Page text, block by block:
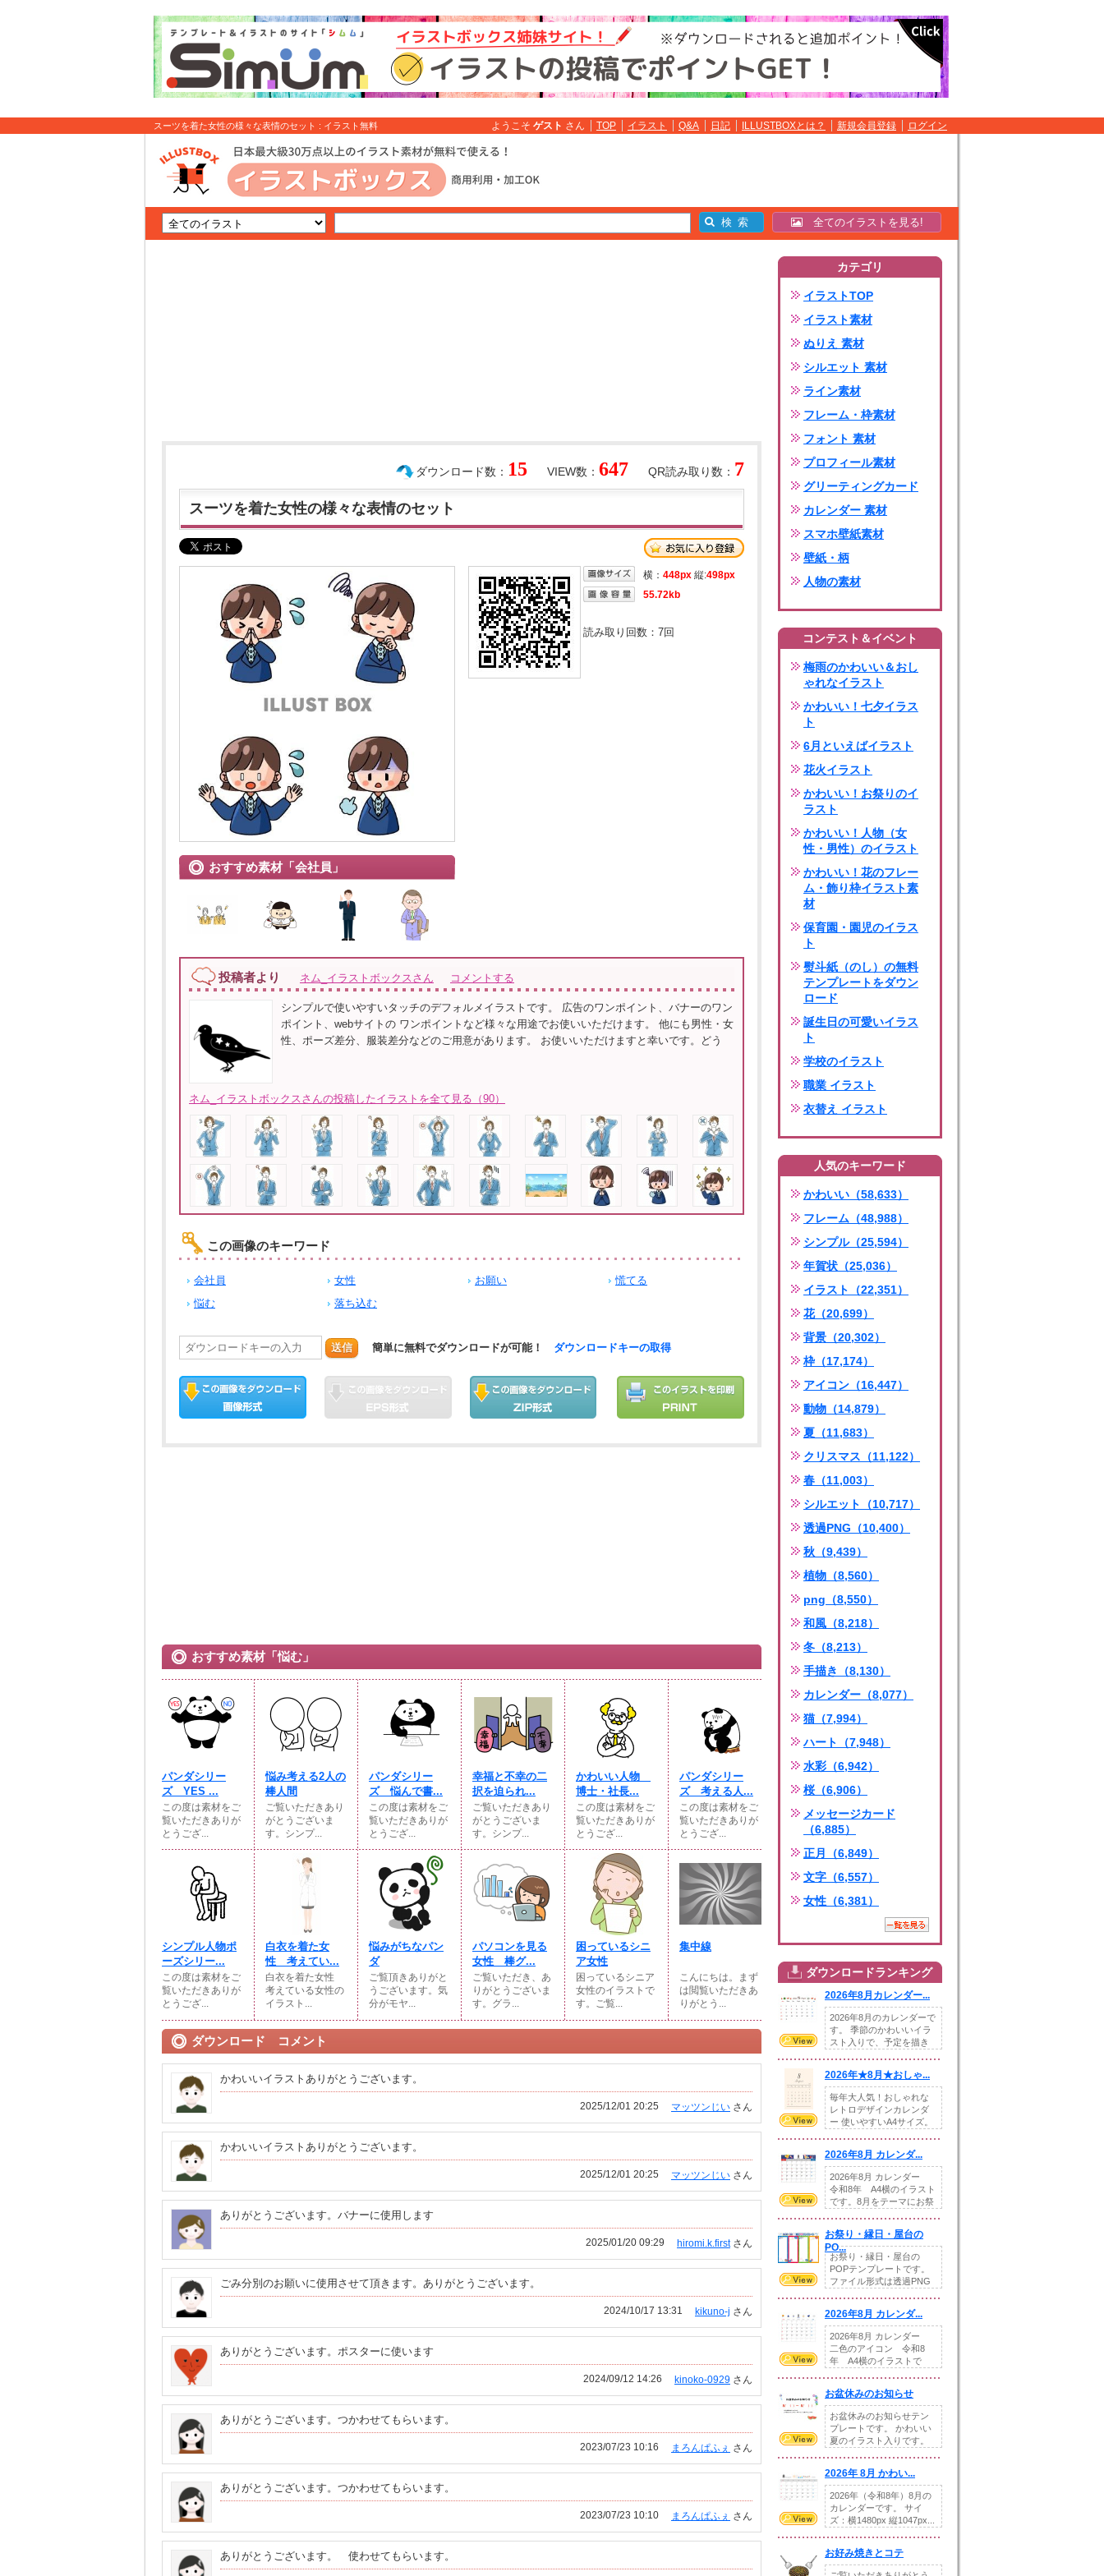
スーツを着た女性の様々な表情のセット : イラスト無料 ようこそ ゲスト さん TOP イラスト Q&A 日記 ILLUSTBOXとは？ 新規会員登録 ログイン
全てのイラストを見る!
QR読み取り数： 7
VIEW数： 647
ダウンロード数： 15
スーツを着た女性の様々な表情のセット
おすすめ素材「会社員」
横： 448px 縦:498px
55.72kb
読み取り回数： 7回
投稿者より ネム_イラストボックスさん コメントする
シンプルで使いやすいタッチのデフォルメイラストです。 広告のワンポイント、バナーのワン
ポイント、webサイトの ワンポイントなど様々な用途でお使いいただけます。 他にも男性・女
性、ポーズ差分、服装差分などのご用意があります。 お使いいただけますと幸いです。どう
ネム_イラストボックスさんの投稿したイラストを全て見る（90）
この画像のキーワード
会社員 女性 お願い
慌てる
悩む
落ち込む
送信 簡単に無料でダウンロードが可能！ ダウンロードキーの取得
おすすめ素材「悩む」
パンダシリー
ズ YES ...
この度は素材をご
覧いただきありが
とうござ...
悩み考える2人の
棒人間
ご覧いただきあり
がとうございま
す。シンプ...
パンダシリー
ズ 悩んで書...
この度は素材をご
覧いただきありが
とうござ...
幸福と不幸の二
択を迫られ...
ご覧いただきあり
がとうございま
す。シンプ...
かわいい人物
博士・社長...
この度は素材をご
覧いただきありが
とうござ...
パンダシリー
ズ 考える人...
この度は素材をご
覧いただきありが
とうござ...
シンプル人物ポ
ーズシリー...
この度は素材をご
覧いただきありが
とうござ...
白衣を着た女
性 考えてい...
白衣を着た女性
考えている女性の
イラスト...
悩みがちなパン
ダ
ご覧頂きありがと
うございます。気
分がモヤ...
パソコンを見る
女性 棒グ...
ご覧いただき、あ
りがとうございま
す。グラ...
困っているシニ
ア女性
困っているシニア
女性のイラストで
す。ご覧...
集中線
こんにちは。まず
は閲覧いただきあ
りがとう...
ダウンロード コメント
かわいいイラストありがとうございます。
マッツンじい さん
2025/12/01 20:25
かわいいイラストありがとうございます。
マッツンじい さん
2025/12/01 20:25
ありがとうございます。バナーに使用します
hiromi.k.firstさん
2025/01/20 09:29
ごみ分別のお願いに使用させて頂きます。ありがとうございます。
kikuno-j さん
2024/10/17 13:31
ありがとうございます。ポスターに使います
kinoko-0929 さん
2024/09/12 14:26
ありがとうございます。つかわせてもらいます。
まろんぱふぇ さん
2023/07/23 10:16
ありがとうございます。つかわせてもらいます。
まろんぱふぇ さん
2023/07/23 10:10
ありがとうございます。 使わせてもらいます。
カテゴリ
イラストTOP
イラスト素材
ぬりえ 素材
シルエット 素材
ライン素材
フレーム・枠素材
フォント 素材
プロフィール素材
グリーティングカード
カレンダー 素材
スマホ壁紙素材
壁紙・柄
人物の素材
コンテスト＆イベント
梅雨のかわいい＆おし
ゃれなイラスト
かわいい！七夕イラス
ト
6月といえばイラスト
花火イラスト
かわいい！お祭りのイ
ラスト
かわいい！人物（女
性・男性）のイラスト
かわいい！花のフレー
ム・飾り枠イラスト素
材
保育園・園児のイラス
ト
熨斗紙（のし）の無料
テンプレートをダウン
ロード
誕生日の可愛いイラス
ト
学校のイラスト
職業 イラスト
衣替え イラスト
人気のキーワード
かわいい（58,633）
フレーム（48,988）
シンプル（25,594）
年賀状（25,036）
イラスト（22,351）
花（20,699）
背景（20,302）
枠（17,174）
アイコン（16,447）
動物（14,879）
夏（11,683）
クリスマス（11,122）
春（11,003）
シルエット（10,717）
透過PNG（10,400）
秋（9,439）
植物（8,560）
png（8,550）
和風（8,218）
冬（8,213）
手描き（8,130）
カレンダー（8,077）
猫（7,994）
ハート（7,948）
水彩（6,942）
桜（6,906）
メッセージカード
（6,885）
正月（6,849）
文字（6,557）
女性（6,381）
ダウンロードランキング
2026年8月カレンダー...
2026年8月のカレンダーで
す。 季節のかわいいイラ
スト入りで、予定を描き
2026年★8月★おしゃ...
毎年大人気！おしゃれな
レトロデザインカレンダ
ー 使いやすいA4サイズ。
2026年8月 カレンダ...
2026年8月 カレンダー
令和8年 A4横のイラスト
です。8月をテーマにお祭
お祭り・縁日・屋台の
PO...
お祭り・縁日・屋台の
POPテンプレートです。
ファイル形式は透過PNG
2026年8月 カレンダ...
2026年8月 カレンダー
二色のアイコン 令和8
年 A4横のイラストで
お盆休みのお知らせ
お盆休みのお知らせテン
プレートです。 かわいい
夏のイラスト入りです。
2026年 8月 かわい...
2026年（令和8年）8月の
カレンダーです。 サイ
ズ：横1480px 縦1047px...
お好み焼きとコテ